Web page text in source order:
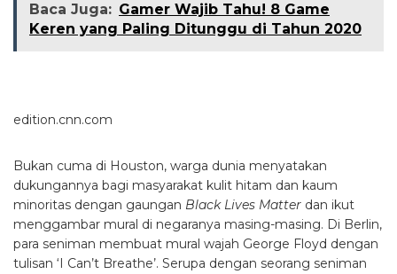
Baca Juga: Gamer Wajib Tahu! 8 Game
Keren yang Paling Ditunggu di Tahun 2020
edition.cnn.com
Bukan cuma di Houston, warga dunia menyatakan
dukungannya bagi masyarakat kulit hitam dan kaum
minoritas dengan gaungan Black Lives Matter dan ikut
menggambar mural di negaranya masing-masing. Di Berlin,
para seniman membuat mural wajah George Floyd dengan
tulisan ‘I Can’t Breathe’. Serupa dengan seorang seniman